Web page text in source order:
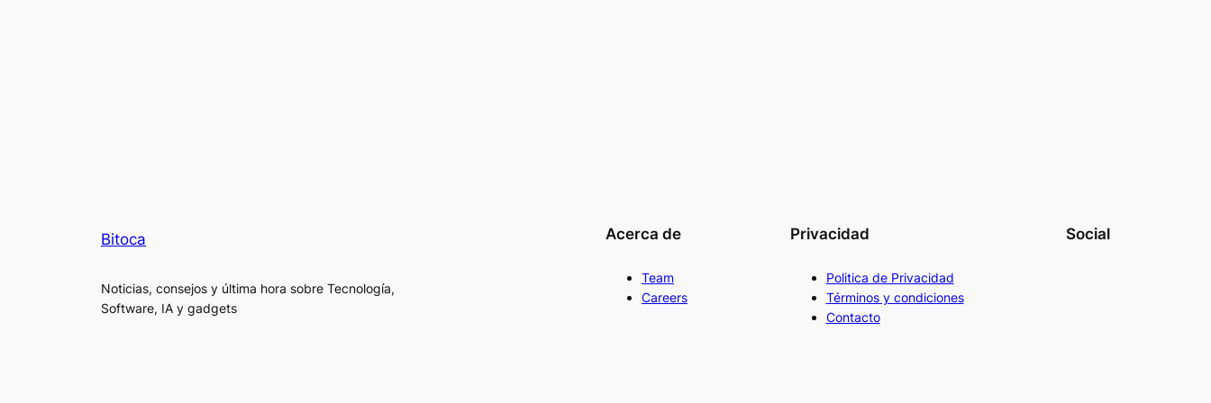
Bitoca
Noticias, consejos y última hora sobre Tecnología,
Software, IA y gadgets
Acerca de
Team
Careers
Privacidad
Politica de Privacidad
Términos y condiciones
Contacto
Social